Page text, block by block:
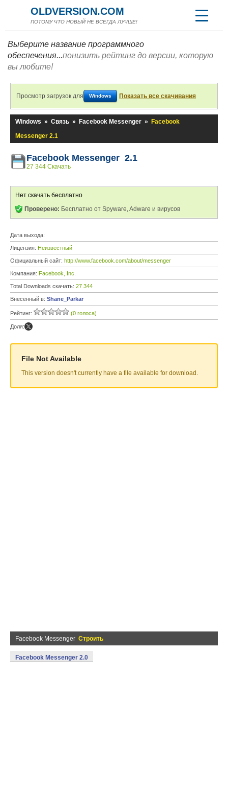
OLDVERSION.COM
ПОТОМУ ЧТО НОВЫЙ НЕ ВСЕГДА ЛУЧШЕ!
Выберите название программного
обеспечения...понизить рейтинг до версии, которую
вы любите!
Просмотр загрузок для Windows Показать все скачивания
Windows » Связь » Facebook Messenger »
Facebook
Messenger 2.1
Facebook Messenger 2.1
27 344 Скачать
Нет скачать бесплатно
Проверено: Бесплатно от Spyware, Adware и вирусов
Дата выхода:
Лицензия: Неизвестный
Официальный сайт: http://www.facebook.com/about/messenger
Компания: Facebook, Inc.
Total Downloads скачать: 27 344
Внесенный в: Shane_Parkar
Рейтинг: (0 голоса)
Доля:
File Not Available
This version doesn't currently have a file available for download.
Facebook Messenger Строить
Facebook Messenger 2.0